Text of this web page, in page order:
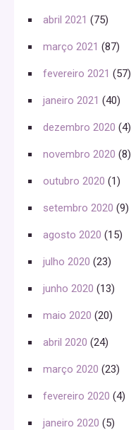
abril 2021 (75)
março 2021 (87)
fevereiro 2021 (57)
janeiro 2021 (40)
dezembro 2020 (4)
novembro 2020 (8)
outubro 2020 (1)
setembro 2020 (9)
agosto 2020 (15)
julho 2020 (23)
junho 2020 (13)
maio 2020 (20)
abril 2020 (24)
março 2020 (23)
fevereiro 2020 (4)
janeiro 2020 (5)